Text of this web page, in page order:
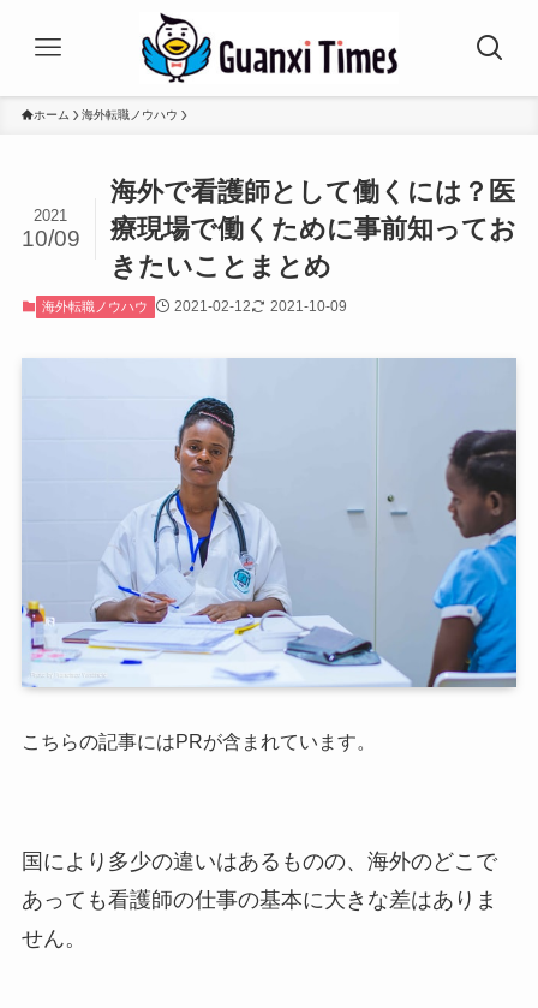
ホーム 海外転職ノウハウ
海外で看護師として働くには？医
療現場で働くために事前知ってお
きたいことまとめ
2021
10/09
海外転職ノウハウ 2021-02-12 2021-10-09
こちらの記事にはPRが含まれています。
国により多少の違いはあるものの、海外のどこで
あっても看護師の仕事の基本に大きな差はありま
せん。